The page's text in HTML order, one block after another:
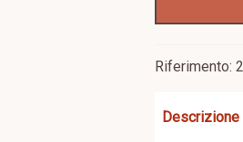
Riferimento:
Descrizione